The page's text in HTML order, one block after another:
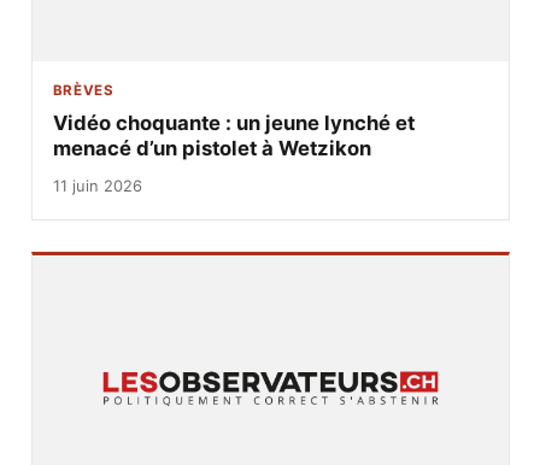
BRÈVES
Vidéo choquante : un jeune lynché et
menacé d’un pistolet à Wetzikon
11 juin 2026